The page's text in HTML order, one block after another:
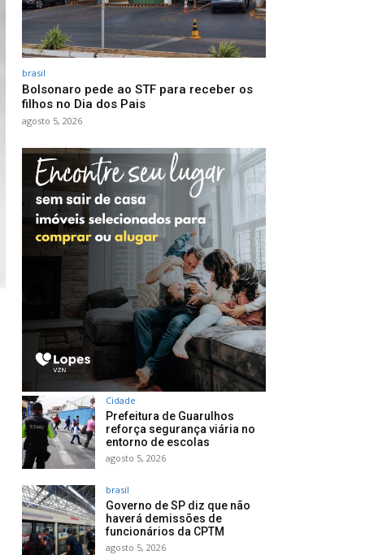
brasil
Bolsonaro pede ao STF para receber os
filhos no Dia dos Pais
agosto 5, 2026
Cidade
Prefeitura de Guarulhos
reforça segurança viária no
entorno de escolas
agosto 5, 2026
brasil
Governo de SP diz que não
haverá demissões de
funcionários da CPTM
agosto 5, 2026